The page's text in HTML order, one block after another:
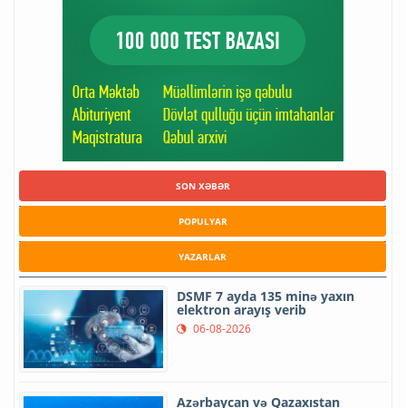
SON XƏBƏR
POPULYAR
YAZARLAR
DSMF 7 ayda 135 minə yaxın
elektron arayış verib
06-08-2026
Azərbaycan və Qazaxıstan